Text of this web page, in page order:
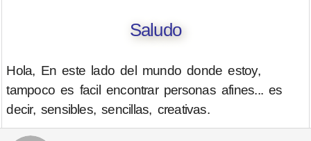
Saludo
Hola, En este lado del mundo donde estoy,
tampoco es facil encontrar personas afines... es
decir, sensibles, sencillas, creativas.